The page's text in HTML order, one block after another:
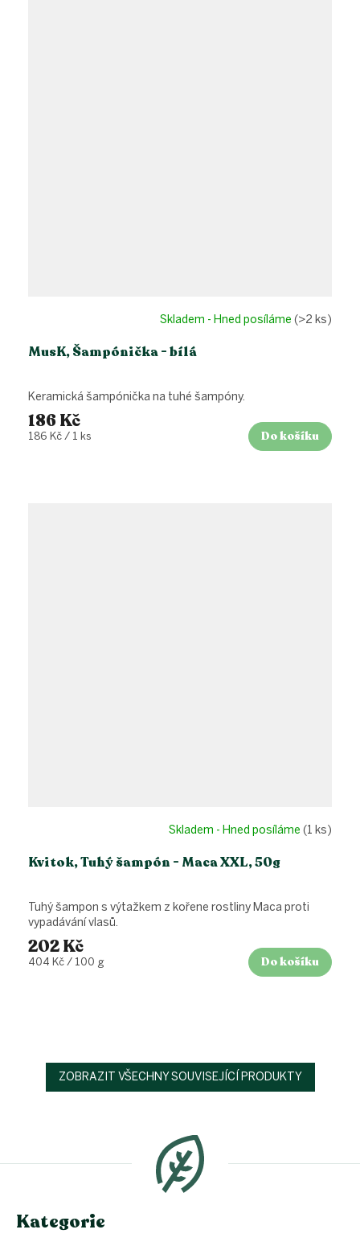
MusK, Šampónička - bílá
Skladem - Hned posíláme (>2 ks)
186 Kč
Měrná
186 Kč / 1 ks Do košíku
Keramická šampónička na tuhé šampóny.
Kvitok, Tuhý šampón - Maca XXL, 50g
Skladem - Hned posíláme (1 ks)
202 Kč
Měrná
404 Kč / 100 g Do košíku
Tuhý šampon s výtažkem z kořene rostliny Maca proti
vypadávání vlasů.
ZOBRAZIT VŠECHNY SOUVISEJÍCÍ PRODUKTY
a
Kategorie